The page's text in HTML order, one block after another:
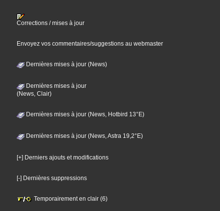
Corrections / mises à jour
Envoyez vos commentaires/suggestions au webmaster
Dernières mises à jour (News)
Dernières mises à jour
(News, Clair)
Dernières mises à jour (News, Hotbird 13°E)
Dernières mises à jour (News, Astra 19,2°E)
[+] Derniers ajouts et modifications
[-] Dernières suppressions
Temporairement en clair (6)